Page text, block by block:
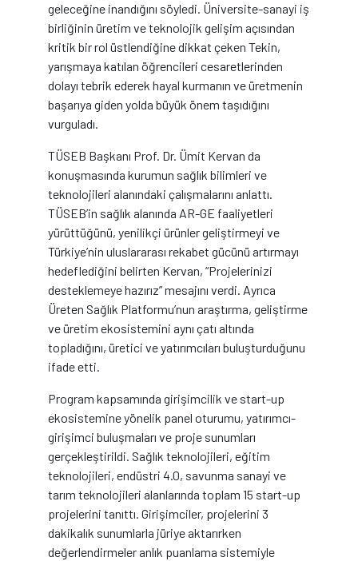
geleceğine inandığını söyledi. Üniversite-sanayi iş
birliğinin üretim ve teknolojik gelişim açısından
kritik bir rol üstlendiğine dikkat çeken Tekin,
yarışmaya katılan öğrencileri cesaretlerinden
dolayı tebrik ederek hayal kurmanın ve üretmenin
başarıya giden yolda büyük önem taşıdığını
vurguladı.
TÜSEB Başkanı Prof. Dr. Ümit Kervan da
konuşmasında kurumun sağlık bilimleri ve
teknolojileri alanındaki çalışmalarını anlattı.
TÜSEB’in sağlık alanında AR-GE faaliyetleri
yürüttüğünü, yenilikçi ürünler geliştirmeyi ve
Türkiye’nin uluslararası rekabet gücünü artırmayı
hedeflediğini belirten Kervan, “Projelerinizi
desteklemeye hazırız” mesajını verdi. Ayrıca
Üreten Sağlık Platformu’nun araştırma, geliştirme
ve üretim ekosistemini aynı çatı altında
topladığını, üretici ve yatırımcıları buluşturduğunu
ifade etti.
Program kapsamında girişimcilik ve start-up
ekosistemine yönelik panel oturumu, yatırımcı-
girişimci buluşmaları ve proje sunumları
gerçekleştirildi. Sağlık teknolojileri, eğitim
teknolojileri, endüstri 4.0, savunma sanayi ve
tarım teknolojileri alanlarında toplam 15 start-up
projelerini tanıttı. Girişimciler, projelerini 3
dakikalık sunumlarla jüriye aktarırken
değerlendirmeler anlık puanlama sistemiyle